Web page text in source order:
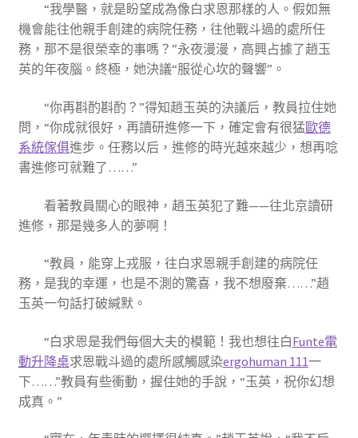
“我學醫，就是盼望成為像白求恩那樣的人。假如無
機會能往他親手創建的病院任務，往他戰斗過的處所任
務，那不是很榮幸的事嗎？”永夜漫漫，高興占據了趙玉
英的年夜腦。終極，她決議“服從心坎的聲響”。
“你再斟酌斟酌？”得知趙玉英的決議后，教員拉住她
問，“你成就很好，再讀研進修一下，確定會有很猛歐德
系統傢俱進步。任務以后，進修的時光越來越少，想再唸
書進修可就難了……”
看著教員關心的眼神，趙玉英犯了難——往北京讀研
進修，那是幾多人的夢啊！
“教員，能穿上戎服，往白求恩親手創建的病院任
務，是我的幸運，也是不測的驚喜，我不想廢棄……”趙
玉英一句話打破緘默。
“白求恩是我們每個大夫的模範！我也想往白Funte電
動升降桌求恩戰斗過的處所感觸感染ergohuman 111一
下……”教員有些衝動，握住她的手說，“玉英，祝你幻想
成真。”